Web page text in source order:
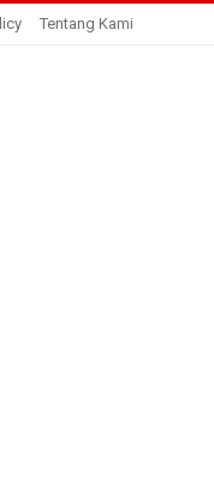
Tentang Kami